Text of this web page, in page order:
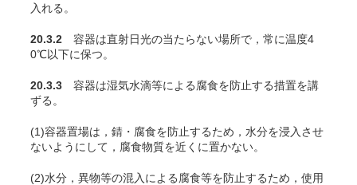
入れる。
20.3.2 容器は直射日光の当たらない場所で，常に温度4
0℃以下に保つ。
20.3.3 容器は湿気水滴等による腐食を防止する措置を講
ずる。
(1)容器置場は，錆・腐食を防止するため，水分を浸入させ
ないようにして，腐食物質を近くに置かない。
(2)水分，異物等の混入による腐食等を防止するため，使用